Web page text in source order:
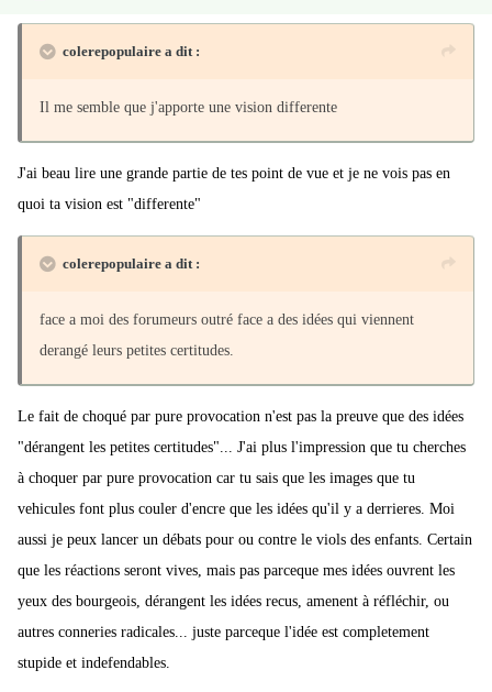
colerepopulaire a dit :
Il me semble que j'apporte une vision differente
J'ai beau lire une grande partie de tes point de vue et je ne vois pas en
quoi ta vision est "differente"
colerepopulaire a dit :
face a moi des forumeurs outré face a des idées qui viennent
derangé leurs petites certitudes.
Le fait de choqué par pure provocation n'est pas la preuve que des idées
"dérangent les petites certitudes"... J'ai plus l'impression que tu cherches
à choquer par pure provocation car tu sais que les images que tu
vehicules font plus couler d'encre que les idées qu'il y a derrieres. Moi
aussi je peux lancer un débats pour ou contre le viols des enfants. Certain
que les réactions seront vives, mais pas parceque mes idées ouvrent les
yeux des bourgeois, dérangent les idées recus, amenent à réfléchir, ou
autres conneries radicales... juste parceque l'idée est completement
stupide et indefendables.